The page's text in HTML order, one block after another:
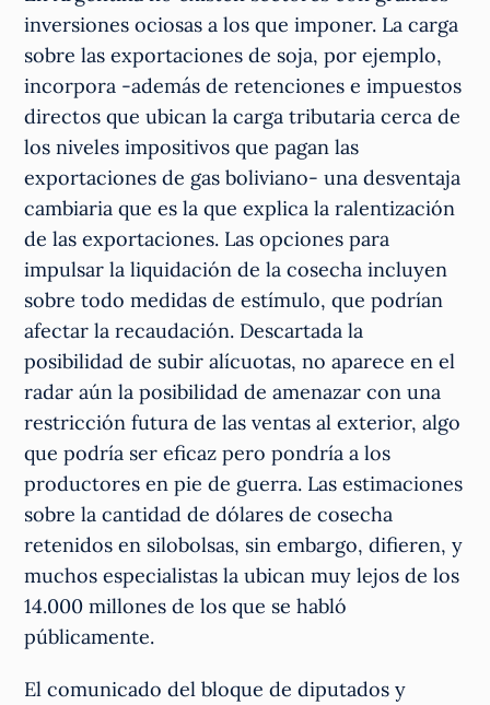
inversiones ociosas a los que imponer. La carga
sobre las exportaciones de soja, por ejemplo,
incorpora -además de retenciones e impuestos
directos que ubican la carga tributaria cerca de
los niveles impositivos que pagan las
exportaciones de gas boliviano- una desventaja
cambiaria que es la que explica la ralentización
de las exportaciones. Las opciones para
impulsar la liquidación de la cosecha incluyen
sobre todo medidas de estímulo, que podrían
afectar la recaudación. Descartada la
posibilidad de subir alícuotas, no aparece en el
radar aún la posibilidad de amenazar con una
restricción futura de las ventas al exterior, algo
que podría ser eficaz pero pondría a los
productores en pie de guerra. Las estimaciones
sobre la cantidad de dólares de cosecha
retenidos en silobolsas, sin embargo, difieren, y
muchos especialistas la ubican muy lejos de los
14.000 millones de los que se habló
públicamente.
El comunicado del bloque de diputados y